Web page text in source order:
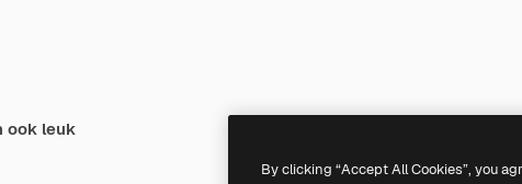
ook leuk
By clicking “Accept All Cookies”, you